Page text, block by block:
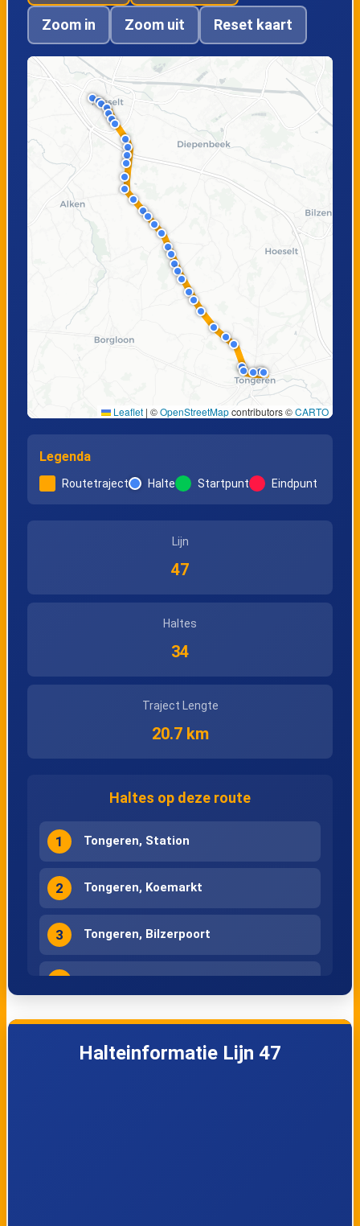
Hasselt,
Herkerstraat
Mombeekdreef
Rapertingen,
Trekschuren
Rapertingen, Kerk
Hasselt,
Hassaluthdreef
Hasselt,
Daniëlsstraat
Hasselt,
Lentestraat
Hasselt, Oude
Hasselt,
Toekomststraat
Hasselt,
Leopoldplein
Hasselt,
Diesterpoort
Hasselt, Station
perron 6
Zoom in Zoom uit Reset kaart
Leaflet | ©OpenStreetMapcontributors ©CARTO
Legenda
Routetraject Halte Startpunt Eindpunt
Lijn
47
Haltes
34
Traject Lengte
20.7 km
Haltes op deze route
1 Tongeren, Station
2 Tongeren, Koemarkt
3 Tongeren, Bilzerpoort
4 Tongeren, Mulkerweg
5 Tongeren, Sint-Gillis Kerk
Halteinformatie Lijn 47